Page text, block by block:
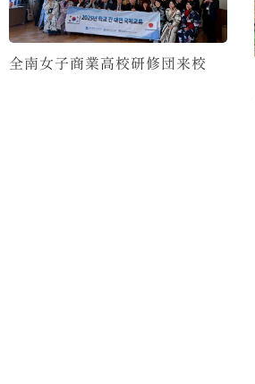
全南女子商業高校研修団来校